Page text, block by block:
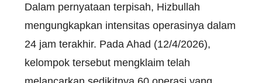
Dalam pernyataan terpisah, Hizbullah
mengungkapkan intensitas operasinya dalam
24 jam terakhir. Pada Ahad (12/4/2026),
kelompok tersebut mengklaim telah